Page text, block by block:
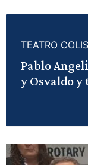
TEATRO
Pablo
y Osvaldo